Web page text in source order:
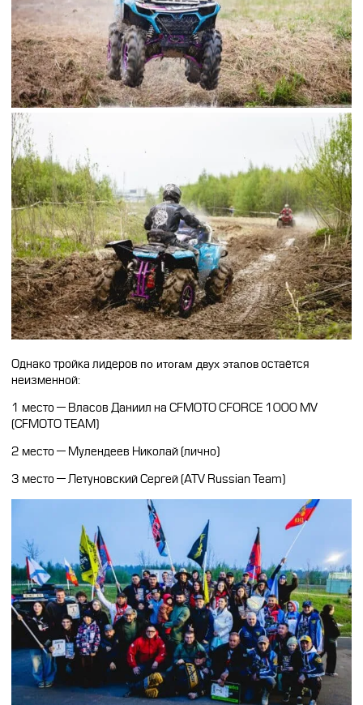
Однако тройка лидеров по итогам двух этаповостаётся
неизменной:
1 место — Власов Даниил на CFMOTO CFORCE 1000 MV
(CFMOTO TEAM)
2 место — Мулендеев Николай (лично)
3 место — Летуновский Сергей (ATV Russian Team)